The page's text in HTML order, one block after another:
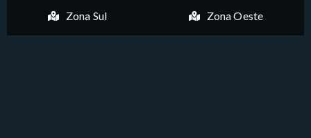
Zona Sul Zona Oeste